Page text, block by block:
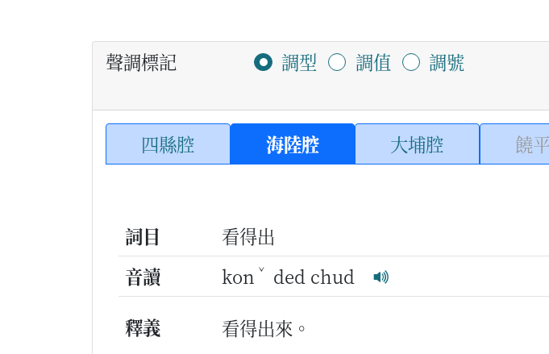
聲調標記 調型 調值 調號
四縣腔 海陸腔 大埔腔 饒
詞目
看得出
音讀
kon ˇ ded chud
釋義
看得出來。